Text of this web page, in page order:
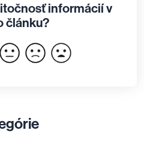
informácií v
článku?